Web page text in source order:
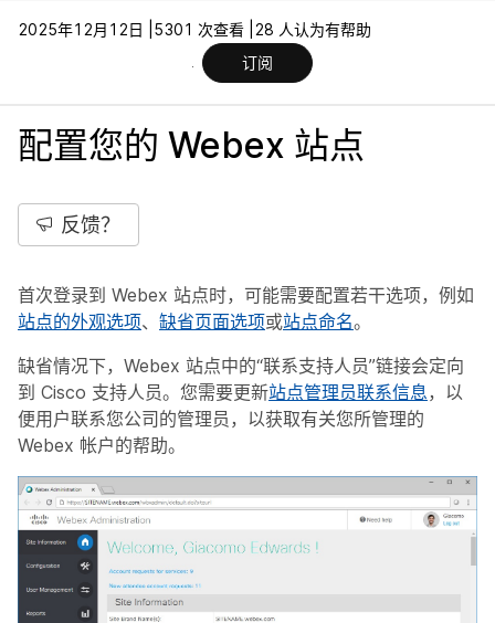
2025年12月12日 | 5301 次查看 |
28 人认为有帮助
订阅
配置您的 Webex 站点
反馈？
首次登录到 Webex 站点时，可能需要配置若干选项，例如
站点的外观选项、 缺省页面选项或站点命名。
缺省情况下，Webex 站点中的“联系支持人员”链接会定向
到 Cisco 支持人员。您需要更新站点管理员联系信息，以
便用户联系您公司的管理员，以获取有关您所管理的
Webex 帐户的帮助。